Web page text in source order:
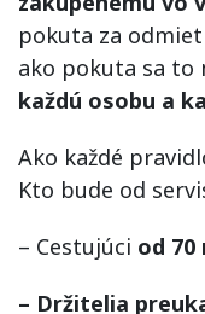
pokuta za
ako pokuta sa to
každú osobu a
Ako každé
Kto bude od
– Cestujúci od
– Držitelia